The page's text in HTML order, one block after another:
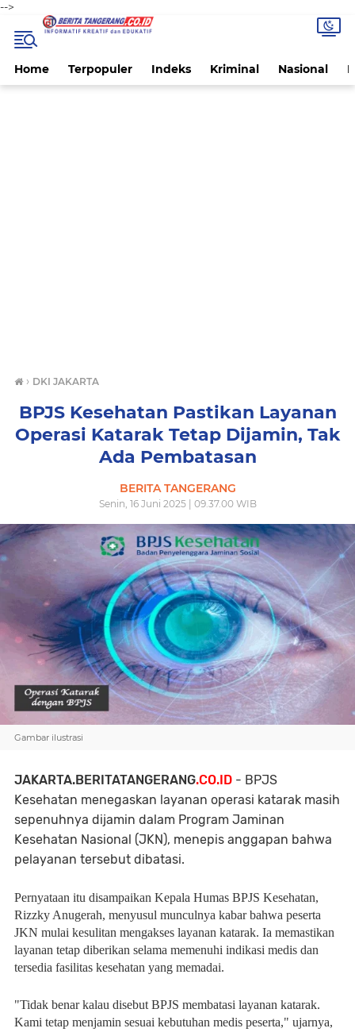
-->
Home Terpopuler Indeks Kriminal Nasional
› DKI JAKARTA
BPJS Kesehatan Pastikan Layanan
Operasi Katarak Tetap Dijamin, Tak
Ada Pembatasan
BERITA TANGERANG
Senin, 16 Juni 2025 | 09.37.00 WIB
Gambar ilustrasi
JAKARTA.BERITATANGERANG.CO.ID - BPJS
Kesehatan menegaskan layanan operasi katarak masih
sepenuhnya dijamin dalam Program Jaminan
Kesehatan Nasional (JKN), menepis anggapan bahwa
pelayanan tersebut dibatasi.
Pernyataan itu disampaikan Kepala Humas BPJS Kesehatan,
Rizzky Anugerah, menyusul munculnya kabar bahwa peserta
JKN mulai kesulitan mengakses layanan katarak. Ia memastikan
layanan tetap diberikan selama memenuhi indikasi medis dan
tersedia fasilitas kesehatan yang memadai.
"Tidak benar kalau disebut BPJS membatasi layanan katarak.
Kami tetap menjamin sesuai kebutuhan medis peserta," ujarnya,